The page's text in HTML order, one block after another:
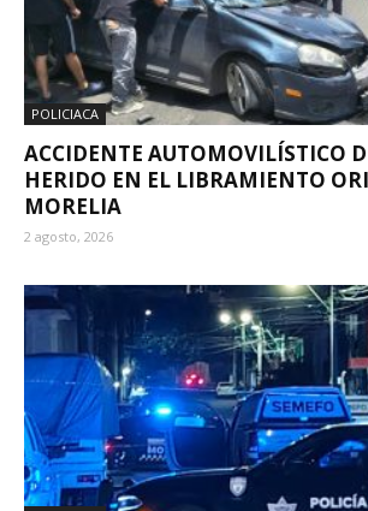
POLICIACA
ACCIDENTE AUTOMOVILÍSTICO
HERIDO EN EL LIBRAMIENTO
MORELIA
2 agosto, 2026